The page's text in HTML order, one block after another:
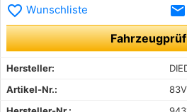
favorite_border Wunschliste email
Hersteller:
Artikel-Nr.: